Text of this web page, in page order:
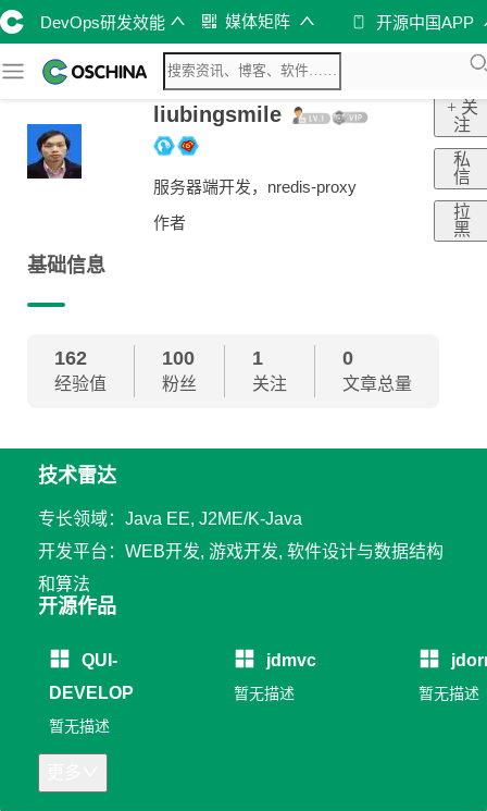
DevOps研发效能 媒体矩阵 开源中国APP
liubingsmile
服务器端开发，nredis-proxy
作者
+ 关
注
私
信
拉
黑
基础信息
162
经验值
100
粉丝
1
关注
0
文章总量
技术雷达
专长领域：Java EE, J2ME/K-Java
开发平台：WEB开发, 游戏开发, 软件设计与数据结构
和算法
开源作品
QUI-
DEVELOP
暂无描述
jdmvc
暂无描述 暂无描述